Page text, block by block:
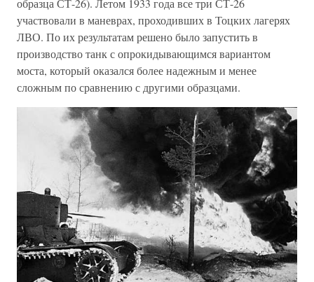
образца СТ-26). Летом 1933 года все три СТ-26
участвовали в маневрах, проходивших в Тоцких лагерях
ЛВО. По их результатам решено было запустить в
производство танк с опрокидывающимся вариантом
моста, который оказался более надежным и менее
сложным по сравнению с другими образцами.